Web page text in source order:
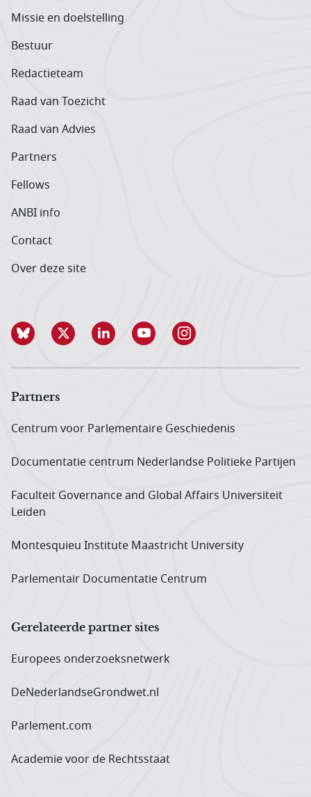
Missie en doelstelling
Bestuur
Redactieteam
Raad van Toezicht
Raad van Advies
Partners
Fellows
ANBI info
Contact
Over deze site
Partners
Centrum voor Parlementaire Geschiedenis
Documentatie centrum Neder­landse Politieke Partijen
Faculteit Governance and Global Affairs Universiteit
Leiden
Montesquieu Institute Maastricht University
Parlementair Documentatie Centrum
Gerelateerde partner sites
Europees onderzoeks­netwerk
DeNederlandseGrondwet.nl
Parlement.com
Academie voor de Rechtsstaat